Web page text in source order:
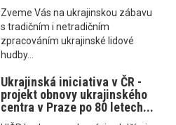
Zveme Vás na ukrajinskou zábavu
s tradičním i netradičním
zpracováním ukrajinské lidové
hudby...
Ukrajinská iniciativa v ČR -
projekt obnovy ukrajinského
centra v Praze po 80 letech...